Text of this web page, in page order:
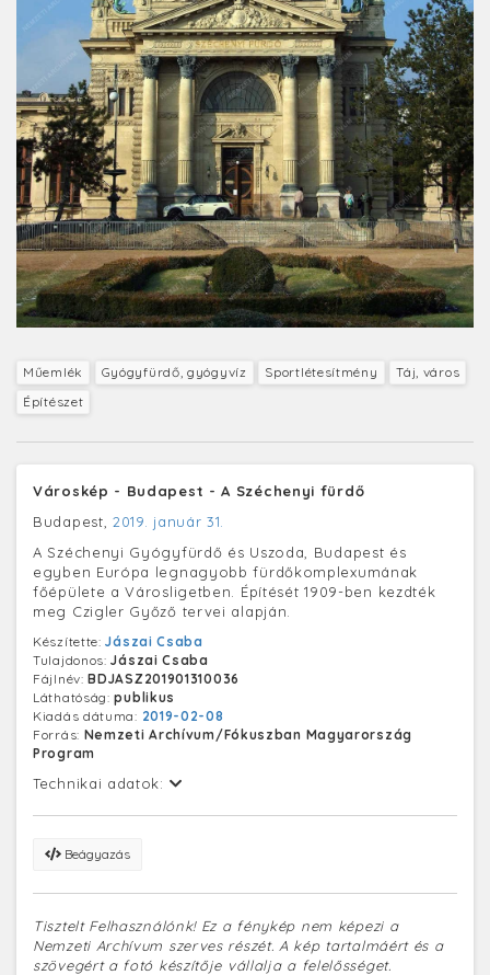
Műemlék Gyógyfürdő, gyógyvíz Sportlétesítmény
Táj, város
Építészet
Városkép - Budapest - A Széchenyi fürdő
Budapest, 2019. január 31.
A Széchenyi Gyógyfürdő és Uszoda, Budapest és
egyben Európa legnagyobb fürdőkomplexumának
főépülete a Városligetben. Építését 1909-ben kezdték
meg Czigler Győző tervei alapján.
Készítette:Jászai Csaba
Tulajdonos:Jászai Csaba
Fájlnév:BDJASZ201901310036
Láthatóság:publikus
Kiadás dátuma: 2019-02-08
Forrás: Nemzeti Archívum/Fókuszban Magyarország
Program
Technikai adatok:
Beágyazás
Tisztelt Felhasználónk! Ez a fénykép nem képezi a
Nemzeti Archívum szerves részét. A kép tartalmáért és a
szövegért a fotó készítője vállalja a felelősséget.